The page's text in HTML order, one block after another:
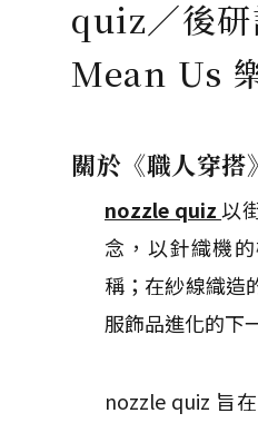
quiz／後
Mean Us
關於《職人穿搭
nozzle quiz以
念，以針織機
稱；在紗線織造
服飾品進化的下
nozzle quiz 旨